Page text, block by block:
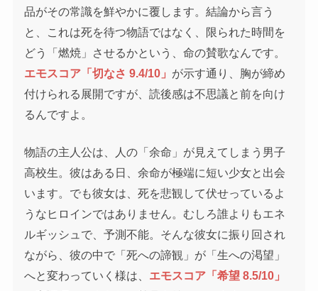
品がその常識を鮮やかに覆します。結論から言う
と、これは死を待つ物語ではなく、限られた時間を
どう「燃焼」させるかという、命の賛歌なんです。
エモスコア「切なさ 9.4/10」 が示す通り、胸が締め
付けられる展開ですが、読後感は不思議と前を向け
るんですよ。
物語の主人公は、人の「余命」が見えてしまう男子
高校生。彼はある日、余命が極端に短い少女と出会
います。でも彼女は、死を悲観して伏せっているよ
うなヒロインではありません。むしろ誰よりもエネ
ルギッシュで、予測不能。そんな彼女に振り回され
ながら、彼の中で「死への諦観」が「生への渇望」
へと変わっていく様は、 エモスコア「希望 8.5/10」